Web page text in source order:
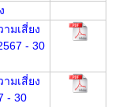
มเสี่ยง
- 30
มเสี่ยง
- 30